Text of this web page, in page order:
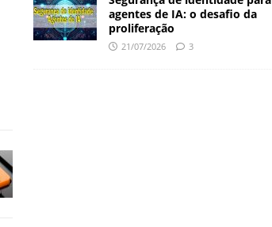
agentes de IA: o desafio da
proliferação
21/07/2026 3